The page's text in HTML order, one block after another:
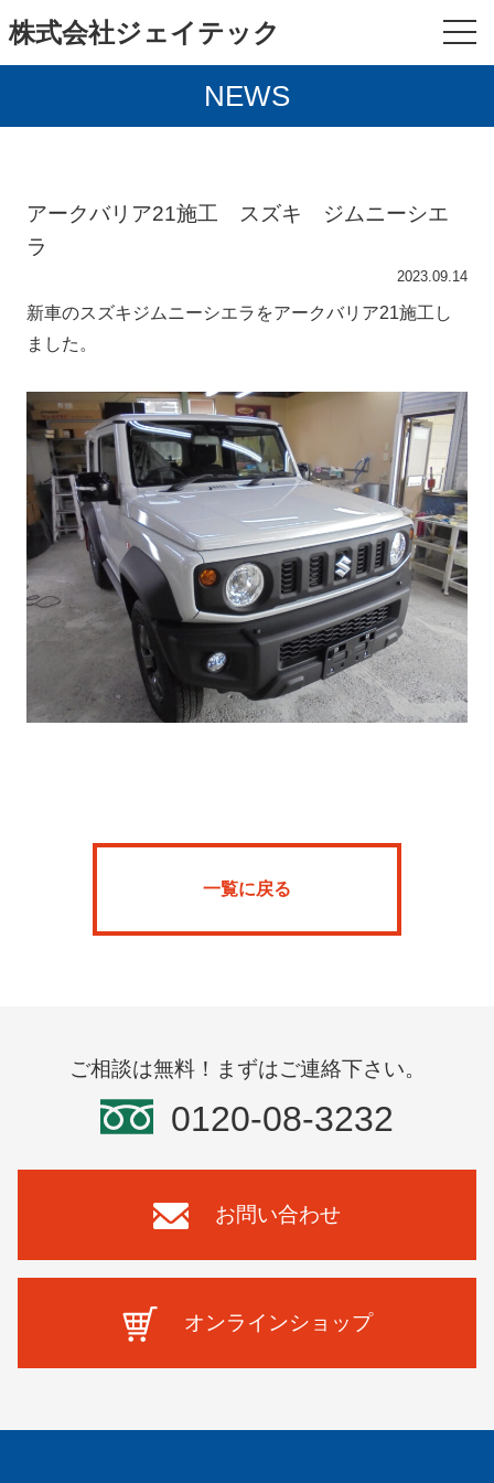
株式会社ジェイテック
About Onlineshop
NEWS
アークバリア21施工 スズキ ジムニーシエ
ラ
2023.09.14
新車のスズキジムニーシエラをアークバリア21施工し
ました。
一覧に戻る
ご相談は無料！まずはご連絡下さい。
0120-08-3232
お問い合わせ
オンラインショップ